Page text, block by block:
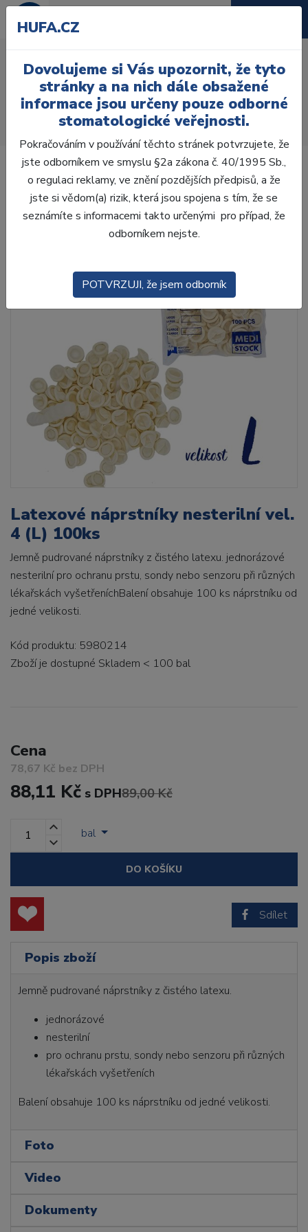
Úvod Ordinace
Ochrana a hygiena
Ochranné pomůcky
Rukavice
Vyšetřovací rukavice
Latexové rukavice
Latexové náprstníky nesterilní vel.
4 (L) 100ks
Jemně pudrované náprstníky z čistého latexu. jednorázové
nesterilní pro ochranu prstu, sondy nebo senzoru při různých
lékařskách vyšetřeníchBalení obsahuje 100 ks náprstníku od
jedné velikosti.
Kód produktu: 5980214
Zboží je dostupné Skladem < 100 bal
Cena
78,67 Kč bez DPH
88,11 Kč s DPH89,00 Kč
bal
DO KOŠÍKU
Sdílet
Popis zboží
Jemně pudrované náprstníky z čistého latexu.
jednorázové
nesterilní
pro ochranu prstu, sondy nebo senzoru při různých
lékařskách vyšetřeních
Balení obsahuje 100 ks náprstníku od jedné velikosti.
Foto
Video
Dokumenty
HUFA.CZ
Dovolujeme si Vás upozornit, že tyto
stránky a na nich dále obsažené
informace jsou určeny pouze odborné
stomatologické veřejnosti.
Pokračováním v používání těchto stránek potvrzujete, že
jste odborníkem ve smyslu §2a zákona č. 40/1995 Sb.,
o regulaci reklamy, ve znění pozdějších předpisů, a že
jste si vědom(a) rizik, která jsou spojena s tím, že se
seznámíte s informacemi takto určenými pro případ, že
odborníkem nejste.
POTVRZUJI, že jsem odborník